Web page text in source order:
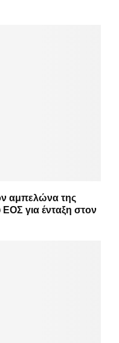
αμπελώνα της
για ένταξη στον